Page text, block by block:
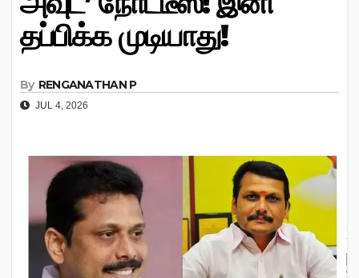
தப்பிக்க முடியாது!
By RENGANATHAN P
JUL 4, 2026